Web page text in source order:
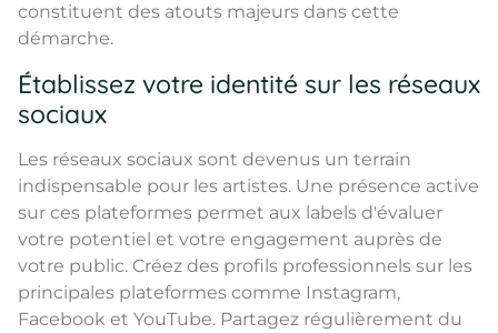
constituent des atouts majeurs dans cette
démarche.
Établissez votre identité sur les réseaux
sociaux
Les réseaux sociaux sont devenus un terrain
indispensable pour les artistes. Une présence active
sur ces plateformes permet aux labels d'évaluer
votre potentiel et votre engagement auprès de
votre public. Créez des profils professionnels sur les
principales plateformes comme Instagram,
Facebook et YouTube. Partagez régulièrement du